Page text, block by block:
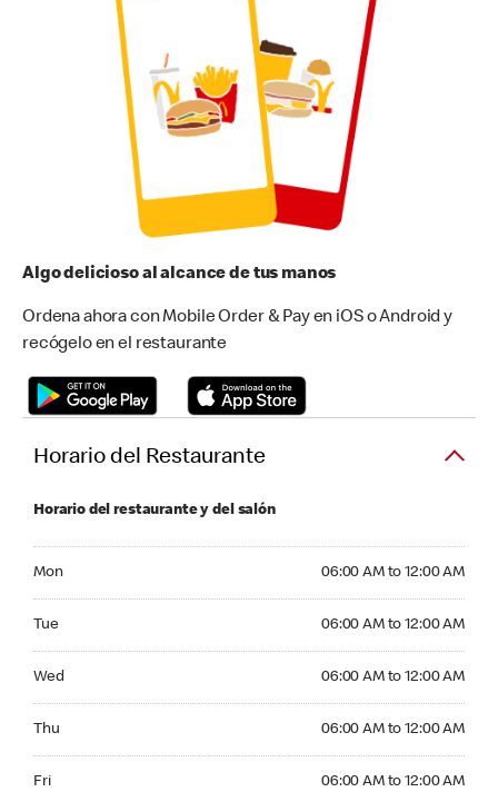
Algo delicioso al alcance de tus manos
Ordena ahora con Mobile Order & Pay en iOS o Android y
recógelo en el restaurante
Horario del Restaurante
Horario del restaurante y del salón
Mon 06:00 AM to 12:00 AM
Tue 06:00 AM to 12:00 AM
Wed 06:00 AM to 12:00 AM
Thu 06:00 AM to 12:00 AM
Fri 06:00 AM to 12:00 AM